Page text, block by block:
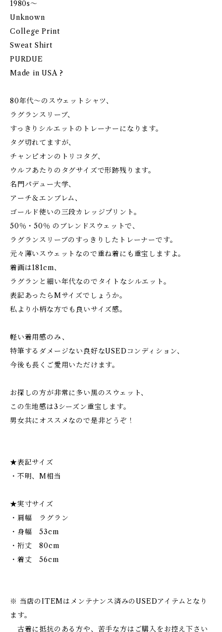
1980s〜
Unknown
College Print
Sweat Shirt
PURDUE
Made in USA ?
80年代〜のスウェットシャツ、
ラグランスリーブ、
すっきりシルエットのトレーナーになります。
タグ切れてますが、
チャンピオンのトリコタグ、
ウルフあたりのタグサイズで形跡残ります。
名門パデュー大学、
アーチ＆エンブレム、
ゴールド使いの三段カレッジプリント。
50％・50％ のブレンドスウェットで、
ラグランスリーブのすっきりしたトレーナーです。
元々薄いスウェットなので重ね着にも重宝しますよ。
着画は181cm、
ラグランと細い年代なのでタイトなシルエット。
表記あったらMサイズでしょうか。
私より小柄な方でも良いサイズ感。
軽い着用感のみ、
特筆するダメージない良好なUSEDコンディション、
今後も長くご愛用いただけます。
お探しの方が非常に多い黒のスウェット、
この生地感は3シーズン重宝します。
男女共にオススメなので是非どうぞ！
★表記サイズ
・不明、M相当
★実寸サイズ
・肩幅 ラグラン
・身幅 53cm
・裄丈 80cm
・着丈 56cm
※ 当店のITEMはメンテナンス済みのUSEDアイテムとなり
ます。
古着に抵抗のある方や、苦手な方はご購入をお控え下さい